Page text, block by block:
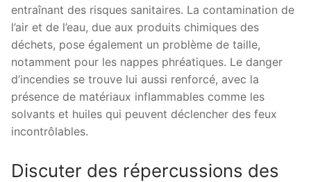
entraînant des risques sanitaires. La contamination de
l’air et de l’eau, due aux produits chimiques des
déchets, pose également un problème de taille,
notamment pour les nappes phréatiques. Le danger
d’incendies se trouve lui aussi renforcé, avec la
présence de matériaux inflammables comme les
solvants et huiles qui peuvent déclencher des feux
incontrôlables.
Discuter des répercussions des